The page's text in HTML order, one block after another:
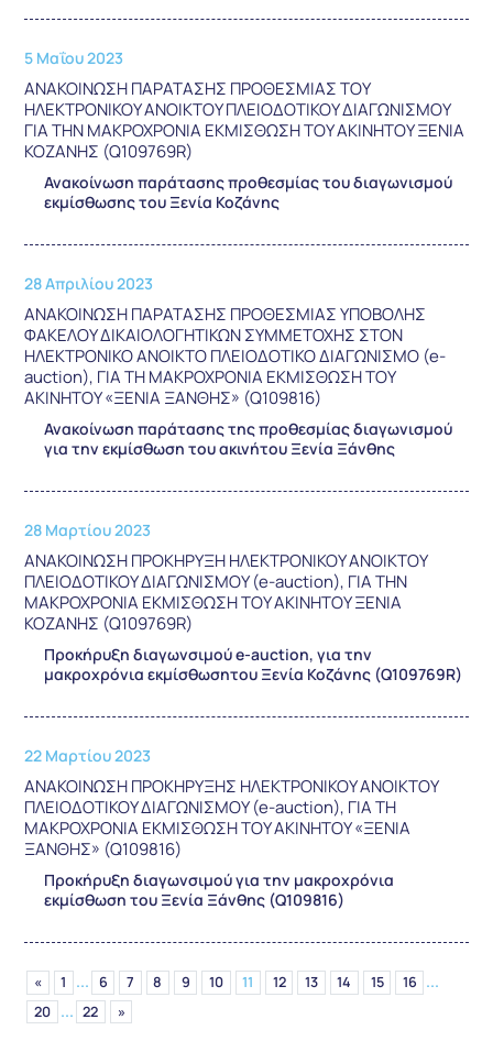
5 Μαΐου 2023
ΑΝΑΚΟΙΝΩΣΗ ΠΑΡΑΤΑΣΗΣ ΠΡΟΘΕΣΜΙΑΣ ΤΟΥ
ΗΛΕΚΤΡΟΝΙΚΟΥ ΑΝΟΙΚΤΟΥ ΠΛΕΙΟΔΟΤΙΚΟΥ ΔΙΑΓΩΝΙΣΜΟΥ
ΓΙΑ ΤΗΝ ΜΑΚΡΟΧΡΟΝΙΑ ΕΚΜΙΣΘΩΣΗ ΤΟΥ ΑΚΙΝΗΤΟΥ ΞΕΝΙΑ
ΚΟΖΑΝΗΣ (Q109769R)
Ανακοίνωση παράτασης προθεσμίας του διαγωνισμού
εκμίσθωσης του Ξενία Κοζάνης
28 Απριλίου 2023
ΑΝΑΚΟΙΝΩΣΗ ΠΑΡΑΤΑΣΗΣ ΠΡΟΘΕΣΜΙΑΣ ΥΠΟΒΟΛΗΣ
ΦΑΚΕΛΟΥ ΔΙΚΑΙΟΛΟΓΗΤΙΚΩΝ ΣΥΜΜΕΤΟΧΗΣ ΣΤΟΝ
ΗΛΕΚΤΡΟΝΙΚΟ ΑΝΟΙΚΤΟ ΠΛΕΙΟΔΟΤΙΚΟ ΔΙΑΓΩΝΙΣΜΟ (e-
auction), ΓΙΑ ΤΗ ΜΑΚΡΟΧΡΟΝΙΑ ΕΚΜΙΣΘΩΣΗ ΤΟΥ
ΑΚΙΝΗΤΟΥ «ΞΕΝΙΑ ΞΑΝΘΗΣ» (Q109816)
Ανακοίνωση παράτασης της προθεσμίας διαγωνισμού
για την εκμίσθωση του ακινήτου Ξενία Ξάνθης
28 Μαρτίου 2023
ΑΝΑΚΟΙΝΩΣΗ ΠΡΟΚΗΡΥΞΗ ΗΛΕΚΤΡΟΝΙΚΟΥ ΑΝΟΙΚΤΟΥ
ΠΛΕΙΟΔΟΤΙΚΟΥ ΔΙΑΓΩΝΙΣΜΟΥ (e-auction), ΓΙΑ ΤΗΝ
ΜΑΚΡΟΧΡΟΝΙΑ ΕΚΜΙΣΘΩΣΗ ΤΟΥ ΑΚΙΝΗΤΟΥ ΞΕΝΙΑ
ΚΟΖΑΝΗΣ (Q109769R)
Προκήρυξη διαγωνσιμού e-auction, για την
μακροχρόνια εκμίσθωσητου Ξενία Κοζάνης (Q109769R)
22 Μαρτίου 2023
ΑΝΑΚΟΙΝΩΣΗ ΠΡΟΚΗΡΥΞΗΣ ΗΛΕΚΤΡΟΝΙΚΟΥ ΑΝΟΙΚΤΟΥ
ΠΛΕΙΟΔΟΤΙΚΟΥ ΔΙΑΓΩΝΙΣΜΟΥ (e-auction), ΓΙΑ ΤΗ
ΜΑΚΡΟΧΡΟΝΙΑ ΕΚΜΙΣΘΩΣΗ ΤΟΥ ΑΚΙΝΗΤΟΥ «ΞΕΝΙΑ
ΞΑΝΘΗΣ» (Q109816)
Προκήρυξη διαγωνσιμού για την μακροχρόνια
εκμίσθωση του Ξενία Ξάνθης (Q109816)
« 1 ... 6 7 8 9 10 11 12 13 14 15 16 ...
20 ... 22 »